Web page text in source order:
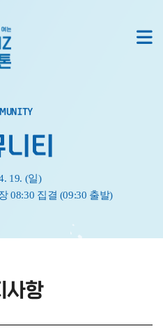
티
19. (일)
08:30 집결 (09:30 출발)
사항